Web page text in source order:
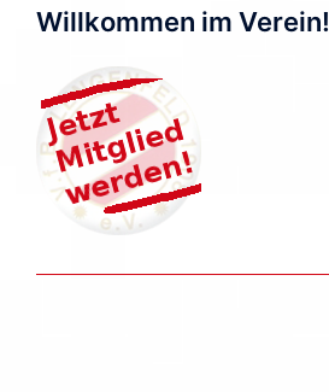
Willkommen im Verein!